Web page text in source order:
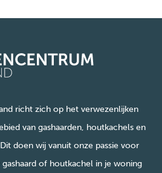
richt zich op het verwezenlijken
van gashaarden, houtkachels en
doen wij vanuit onze passie voor
of houtkachel in je woning